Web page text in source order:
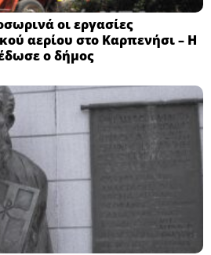
οι εργασίες
αερίου στο Καρπενήσι – Η
ο δήμος